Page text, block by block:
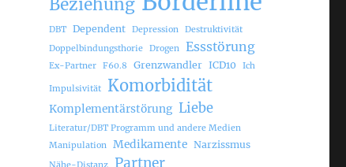
Beziehung
DBT Dependent Depression
Destruktivität
Doppelbindungsthorie
Drogen Essstörung
Ex-Partner F60.8 Grenzwandler ICD10 Ich
Impulsivität Komorbidität
Komplementärstörung Liebe
Literatur/DBT Programm und andere Medien
Manipulation
Medikamente Narzissmus
Nähe-Distanz Partner